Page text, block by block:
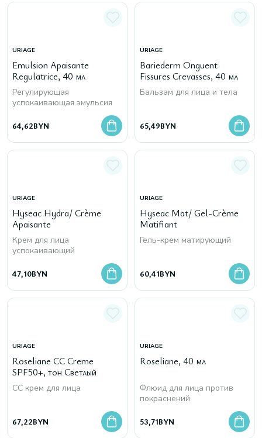
URIAGE
Emulsion Apaisante
Regulatrice, 40 мл
Регулирующая
успокаивающая эмульсия
64,62BYN
URIAGE
Bariederm Onguent
Fissures Crevasses, 40 мл
Бальзам для лица и тела
65,49BYN
URIAGE
Hyseac Hydra/ Crème
Apaisante
Крем для лица
успокаивающий
47,10BYN
URIAGE
Hyseac Mat/ Gel-Crème
Matifiant
Гель-крем матирующий
60,41BYN
URIAGE
Roseliane СС Creme
SPF50+, тон Светлый
CC крем для лица
67,22BYN
URIAGE
Roseliane, 40 мл
Флюид для лица против
покраснений
53,71BYN